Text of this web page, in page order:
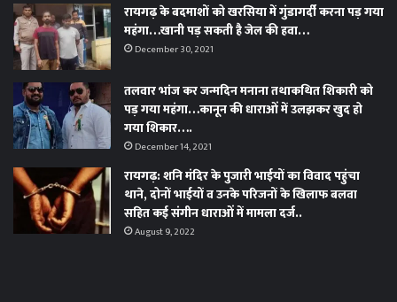
रायगढ़ के बदमाशों को खरसिया में गुंडागर्दी करना पड़ गया
महंगा…खानी पड़ सकती है जेल की हवा…
December 30, 2021
तलवार भांज कर जन्मदिन मनाना तथाकथित शिकारी को
पड़ गया महंगा…कानून की धाराओं में उलझकर खुद हो
गया शिकार….
December 14, 2021
रायगढ़: शनि मंदिर के पुजारी भाईयों का विवाद पहुंचा
थाने, दोनों भाईयों व उनके परिजनों के खिलाफ बलवा
सहित कई संगीन धाराओं में मामला दर्ज..
August 9, 2022